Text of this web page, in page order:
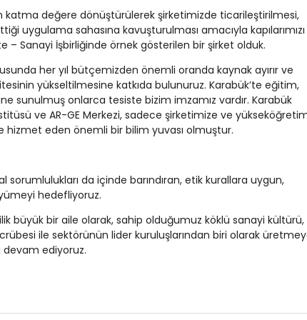
katma değere dönüştürülerek şirketimizde ticarileştirilmesi,
uygulama sahasına kavuşturulması amacıyla kapılarımızı
– Sanayi İşbirliğinde örnek gösterilen bir şirket olduk.
her yıl bütçemizden önemli oranda kaynak ayırır ve
yükseltilmesine katkıda bulunuruz. Karabük’te eğitim,
sunulmuş onlarca tesiste bizim imzamız vardır. Karabük
ve AR-GE Merkezi, sadece şirketimize ve
eden önemli bir bilim yuvası olmuştur.
da içinde barındıran, etik kurallara uygun,
hedefliyoruz.
büyük bir aile olarak, sahip olduğumuz köklü sanayi kültürü,
ile sektörünün lider kuruluşlarından biri olarak
ediyoruz.